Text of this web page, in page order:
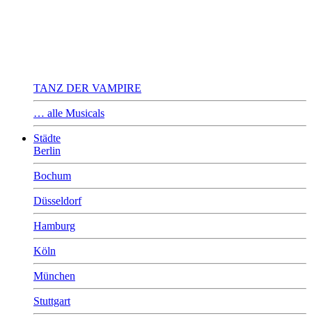
TANZ DER VAMPIRE
… alle Musicals
Städte
Berlin
Bochum
Düsseldorf
Hamburg
Köln
München
Stuttgart